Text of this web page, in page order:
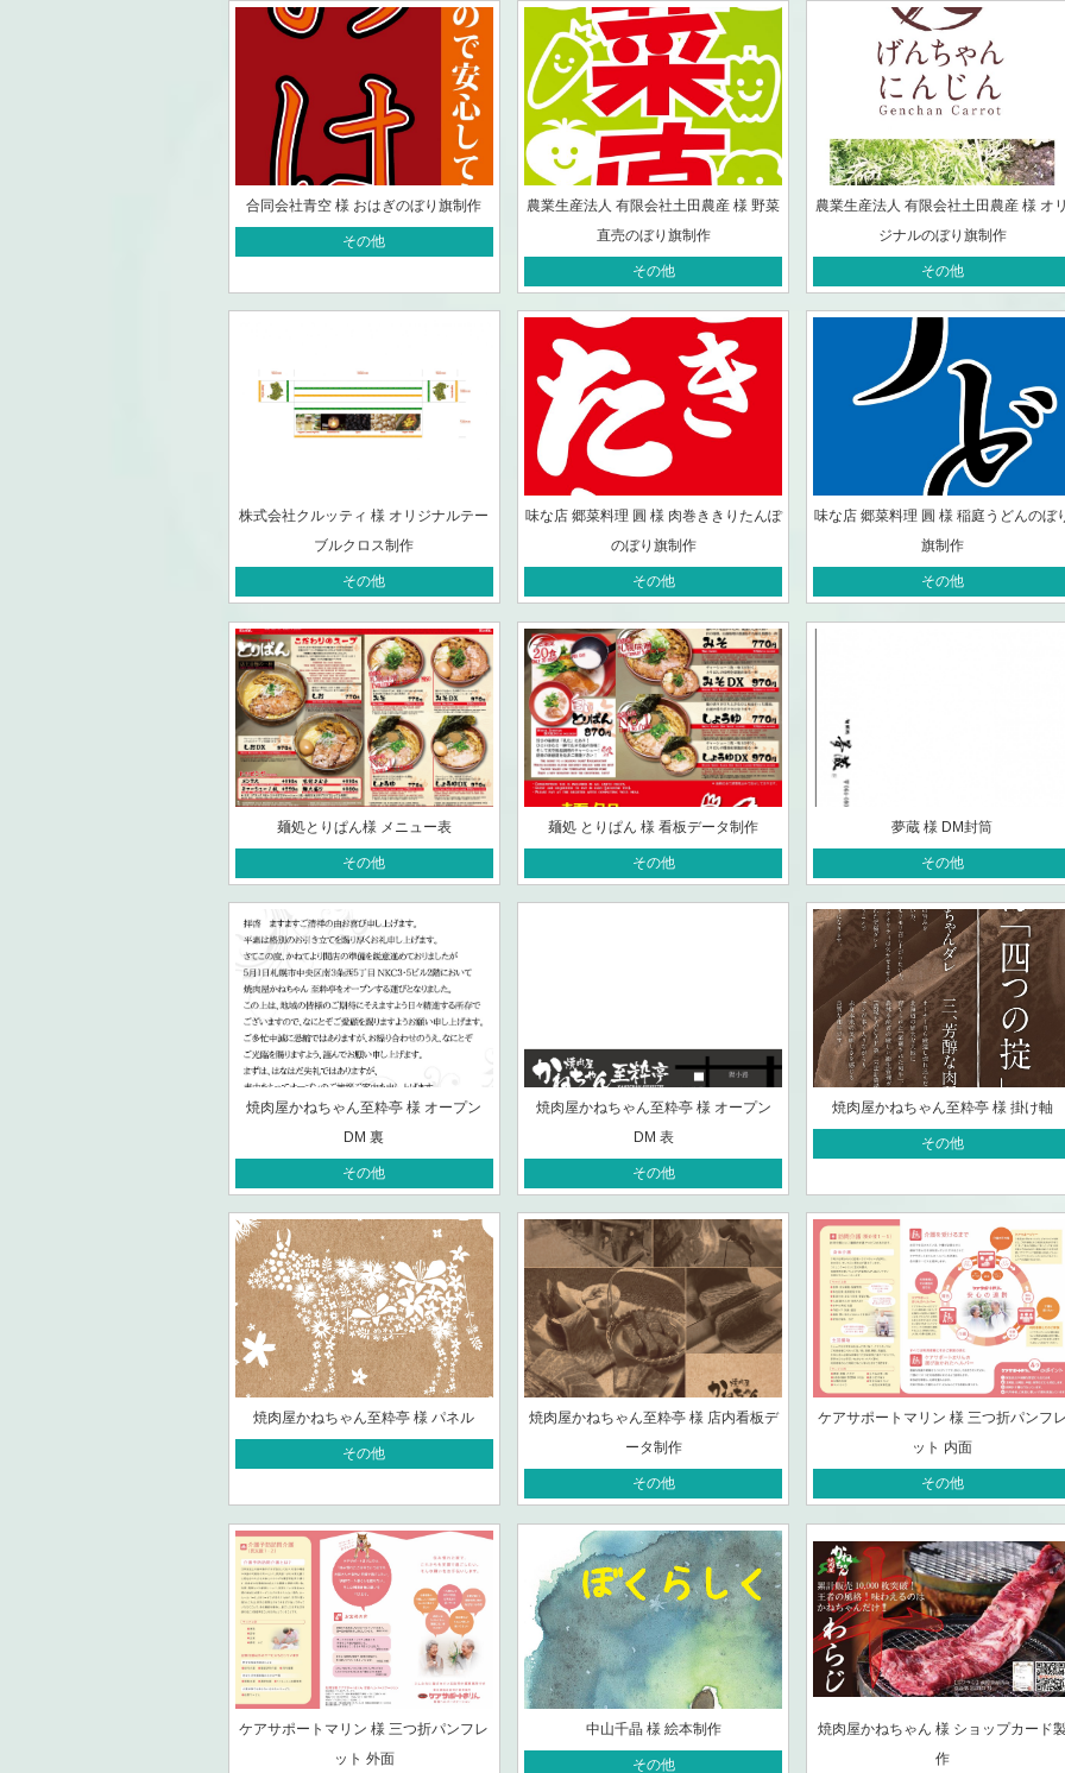
合同会社青空 様 おはぎのぼり旗制作
その他
農業生産法人 有限会社土田農産 様 野菜
直売のぼり旗制作
その他
農業生産法人 有限会社土田農産 様 オ
ジナルのぼり旗制作
その他
株式会社クルッティ 様 オリジナルテー
ブルクロス制作
その他
味な店 郷菜料理 圓 様 肉巻ききりたんぽ
のぼり旗制作
その他
味な店 郷菜料理 圓 様 稲庭うどんのぼ
旗制作
その他
麺処とりぱん様 メニュー表
その他
麺処 とりぱん 様 看板データ制作
その他
夢蔵 様 DM封筒
その他
焼肉屋かねちゃん至粋亭 様 オープン
DM 裏
その他
焼肉屋かねちゃん至粋亭 様 オープン
DM 表
その他
焼肉屋かねちゃん至粋亭 様 掛け軸
その他
焼肉屋かねちゃん至粋亭 様 パネル
その他
焼肉屋かねちゃん至粋亭 様 店内看板デ
ータ制作
その他
ケアサポートマリン 様 三つ折パンフ
ット 内面
その他
ケアサポートマリン 様 三つ折パンフレ
ット 外面
中山千晶 様 絵本制作
その他
焼肉屋かねちゃん 様 ショップカード
作